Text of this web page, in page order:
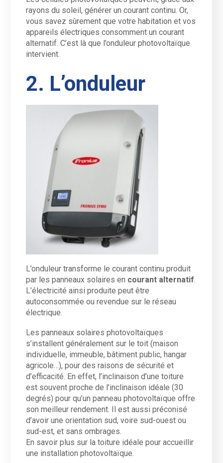
rayons du soleil, générer un courant continu. Or,
vous savez sûrement que votre habitation et vos
appareils électriques consomment un courant
alternatif. C’est là que l’onduleur photovoltaïque
intervient.
2. L’onduleur
L’onduleur transforme le courant continu produit
par les panneaux solaires en courant alternatif
L’électricité ainsi produite peut être
autoconsommée ou revendue sur le réseau
électrique.
Les panneaux solaires photovoltaïques
s’installent généralement sur le toit (maison
individuelle, immeuble, bâtiment public, hangar
agricole…), pour des raisons de sécurité et
d’efficacité. En effet, l’inclinaison d’une toiture
est souvent proche de l’inclinaison idéale (30
degrés) pour qu’un panneau photovoltaïque offre
son meilleur rendement. Il est aussi préconisé
d’avoir une orientation sud, voire sud-ouest ou
sud-est, et sans ombrages.
En savoir plus sur la toiture idéale pour accueillir
une installation photovoltaïque.